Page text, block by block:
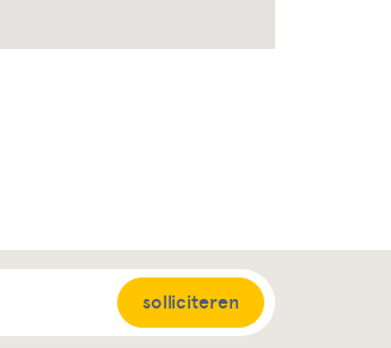
solliciteren